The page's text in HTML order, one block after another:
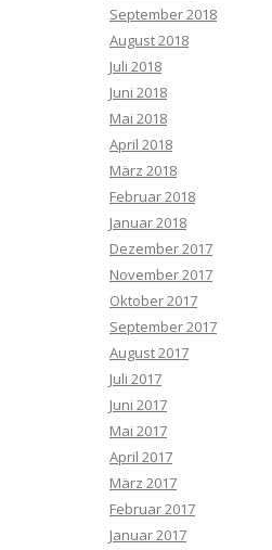
September 2018
August 2018
Juli 2018
Juni 2018
Mai 2018
April 2018
März 2018
Februar 2018
Januar 2018
Dezember 2017
November 2017
Oktober 2017
September 2017
August 2017
Juli 2017
Juni 2017
Mai 2017
April 2017
März 2017
Februar 2017
Januar 2017